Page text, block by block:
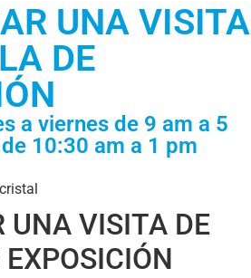
UNA VISITA
DE
a viernes de 9 am a 5
10:30 am a 1 pm
UNA VISITA DE